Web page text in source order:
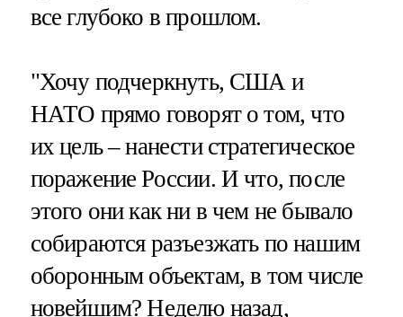
все глубоко в прошлом.
"Хочу подчеркнуть, США и
НАТО прямо говорят о том, что
их цель – нанести стратегическое
поражение России. И что, после
этого они как ни в чем не бывало
собираются разъезжать по нашим
оборонным объектам, в том числе
новейшим? Неделю назад,